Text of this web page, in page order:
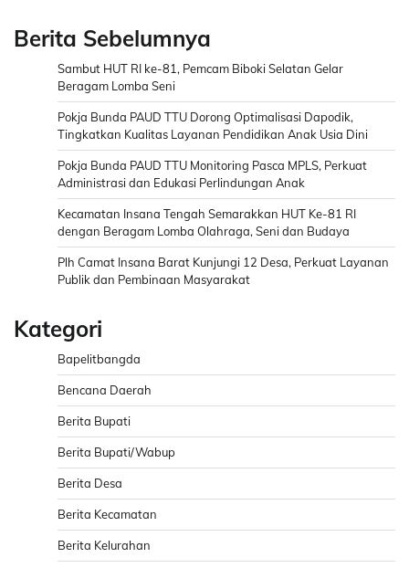
Berita Sebelumnya
Sambut HUT RI ke-81, Pemcam Biboki Selatan Gelar
Beragam Lomba Seni
Pokja Bunda PAUD TTU Dorong Optimalisasi Dapodik,
Tingkatkan Kualitas Layanan Pendidikan Anak Usia Dini
Pokja Bunda PAUD TTU Monitoring Pasca MPLS, Perkuat
Administrasi dan Edukasi Perlindungan Anak
Kecamatan Insana Tengah Semarakkan HUT Ke-81 RI
dengan Beragam Lomba Olahraga, Seni dan Budaya
Plh Camat Insana Barat Kunjungi 12 Desa, Perkuat Layanan
Publik dan Pembinaan Masyarakat
Kategori
Bapelitbangda
Bencana Daerah
Berita Bupati
Berita Bupati/Wabup
Berita Desa
Berita Kecamatan
Berita Kelurahan